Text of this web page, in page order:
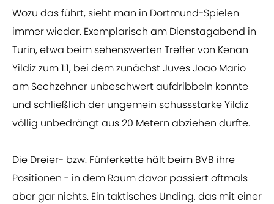
Wozu das führt, sieht man in Dortmund-Spielen
immer wieder. Exemplarisch am Dienstagabend in
Turin, etwa beim sehenswerten Treffer von Kenan
Yildiz zum 1:1, bei dem zunächst Juves Joao Mario
am Sechzehner unbeschwert aufdribbeln konnte
und schließlich der ungemein schussstarke Yildiz
völlig unbedrängt aus 20 Metern abziehen durfte.
Die Dreier- bzw. Fünferkette hält beim BVB ihre
Positionen - in dem Raum davor passiert oftmals
aber gar nichts. Ein taktisches Unding, das mit einer